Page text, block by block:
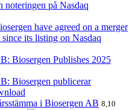
noteringen på Nasdaq
have agreed on a merger
its listing on Nasdaq
Biosergen Publishes 2025
Biosergen publicerar
i Biosergen AB 8,10